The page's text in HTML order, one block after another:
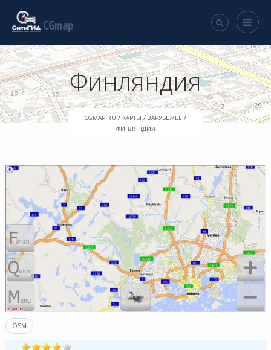
CGmap
Финляндия
CGMAP.RU / КАРТЫ / ЗАРУБЕЖЬЕ /
ФИНЛЯНДИЯ
OSM